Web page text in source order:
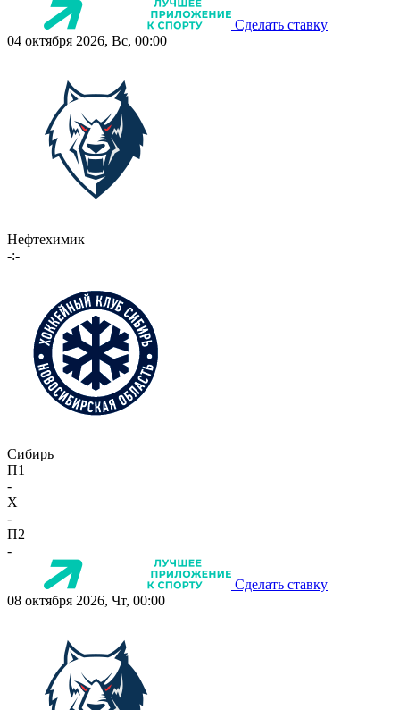
Сделать ставку
04 октября 2026, Вс, 00:00
Нефтехимик
-:-
Сибирь
П1
-
X
-
П2
-
Сделать ставку
08 октября 2026, Чт, 00:00